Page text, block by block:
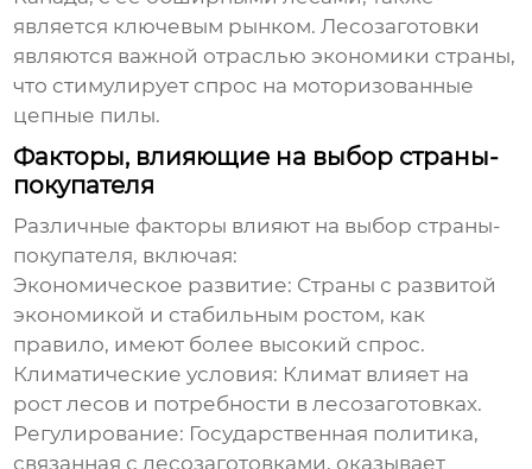
является ключевым рынком. Лесозаготовки
являются важной отраслью экономики страны,
что стимулирует спрос на моторизованные
цепные пилы.
Факторы, влияющие на выбор страны-
покупателя
Различные факторы влияют на выбор страны-
покупателя, включая:
Экономическое развитие: Страны с развитой
экономикой и стабильным ростом, как
правило, имеют более высокий спрос.
Климатические условия: Климат влияет на
рост лесов и потребности в лесозаготовках.
Регулирование: Государственная политика,
связанная с лесозаготовками, оказывает